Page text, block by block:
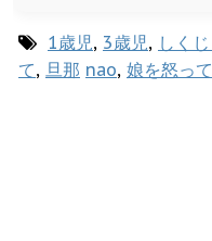
1歳児, 3歳児, しく
て, 旦那 nao, 娘を怒っ